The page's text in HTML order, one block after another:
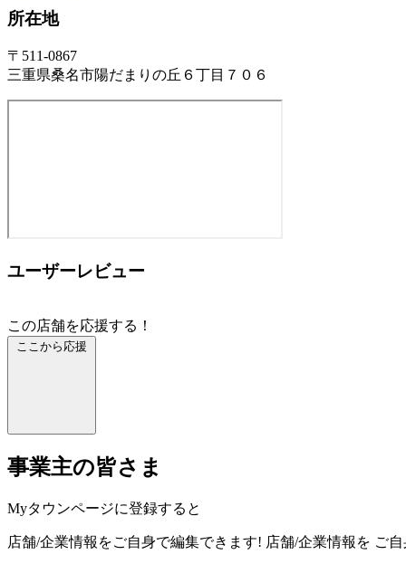
所在地
〒511-0867
三重県桑名市陽だまりの丘６丁目７０６
ユーザーレビュー
この店舗を応援する！
ここから応援
事業主の皆さま
Myタウンページに登録すると
店舗/企業情報をご自身で編集できます! 店舗/企業情報を ご